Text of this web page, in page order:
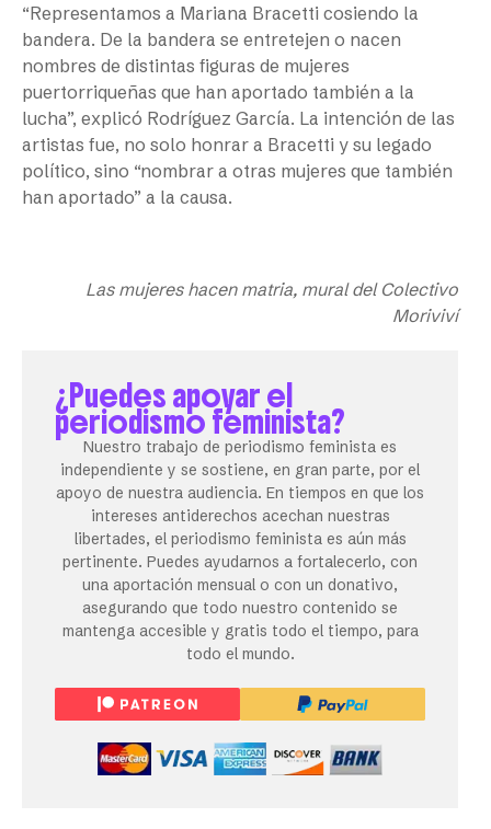
“Representamos a Mariana Bracetti cosiendo la
bandera. De la bandera se entretejen o nacen
nombres de distintas figuras de mujeres
puertorriqueñas que han aportado también a la
lucha”, explicó Rodríguez García. La intención de las
artistas fue, no solo honrar a Bracetti y su legado
político, sino “nombrar a otras mujeres que también
han aportado” a la causa.
Las mujeres hacen matria, mural del Colectivo
Moriviví
¿Puedes apoyar el
periodismo feminista?
Nuestro trabajo de periodismo feminista es
independiente y se sostiene, en gran parte, por el
apoyo de nuestra audiencia. En tiempos en que los
intereses antiderechos acechan nuestras
libertades, el periodismo feminista es aún más
pertinente. Puedes ayudarnos a fortalecerlo, con
una aportación mensual o con un donativo,
asegurando que todo nuestro contenido se
mantenga accesible y gratis todo el tiempo, para
todo el mundo.